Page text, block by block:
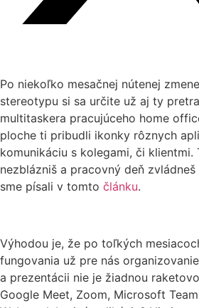
Po niekoľko mesačnej nútenej
stereotypu si sa určite už aj ty
multitaskera pracujúceho home
ploche ti pribudli ikonky rôznych
komunikáciu s kolegami, či
nezblázniš a pracovný deň
sme písali v tomto článku.
Výhodou je, že po toľkých
fungovania už pre nás
a prezentácii nie je žiadnou
Google Meet, Zoom, Microsoft